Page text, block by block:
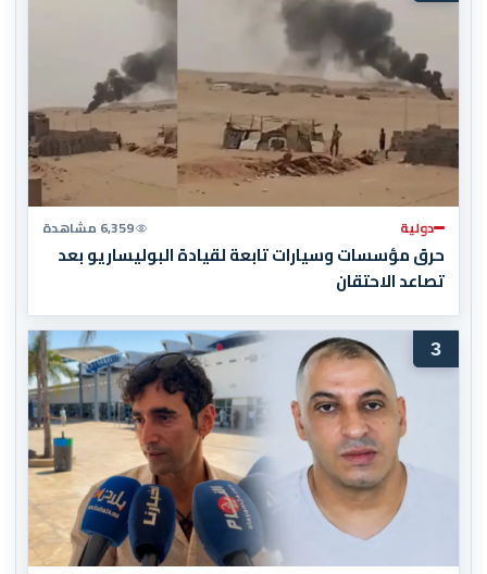
دولية 6,359 مشاهدة
حرق مؤسسات وسيارات تابعة لقيادة البوليساريو بعد
تصاعد الاحتقان
3